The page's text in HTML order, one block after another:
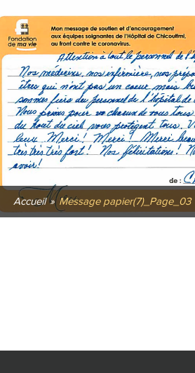
Accueil » Message papier(7)_Page_03